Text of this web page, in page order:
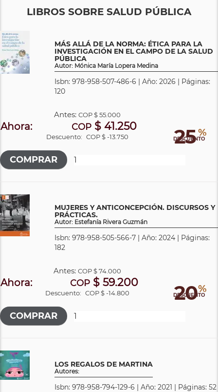
LIBROS SOBRE SALUD PÚBLICA
MÁS ALLÁ DE LA NORMA: ÉTICA PARA LA
INVESTIGACIÓN EN EL CAMPO DE LA SALUD
PÚBLICA
Autor: Mónica María Lopera Medina
Isbn: 978-958-507-486-6 | Año: 2026 | Páginas:
120
25 %
DESCUENTO
Antes: COP$ 55.000
Ahora: COP $ 41.250
Descuento: COP $ -13.750
MUJERES Y ANTICONCEPCIÓN. DISCURSOS Y
PRÁCTICAS.
Autor: Estefanía Rivera Guzmán
Isbn: 978-958-505-566-7 | Año: 2024 | Páginas:
182
20%
DESCUENTO
Antes: COP$ 74.000
Ahora: COP $ 59.200
Descuento: COP $ -14.800
LOS REGALOS DE MARTINA
Autores:
Isbn: 978-958-794-129-6 | Año: 2021 | Páginas: 52